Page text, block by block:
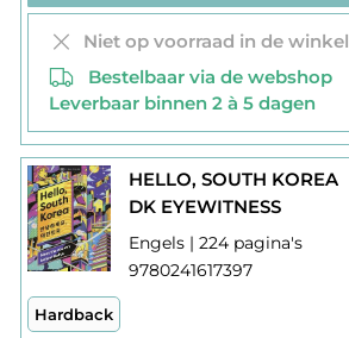
Niet op voorraad in de winkel
Bestelbaar via de webshop
Leverbaar binnen 2 à 5 dagen
HELLO, SOUTH KOREA
DK EYEWITNESS
Engels | 224 pagina's
9780241617397
Hardback